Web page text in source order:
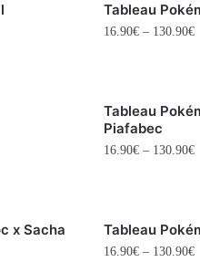
Tableau
16.90€– 130.90€
Tableau
Piafabec
16.90€– 130.90€
x Sacha Tableau
16.90€– 130.90€